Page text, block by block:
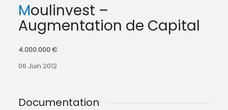
Moulinvest –
Augmentation de Capital
4.000.000 €
06 Juin 2012
Documentation